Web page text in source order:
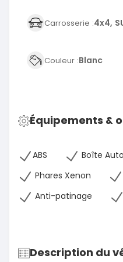
Carrosserie :4x4,
Couleur :Blanc
Équipements &
ABS Boîte Auto
Phares Xenon
Anti-patinage
Description du